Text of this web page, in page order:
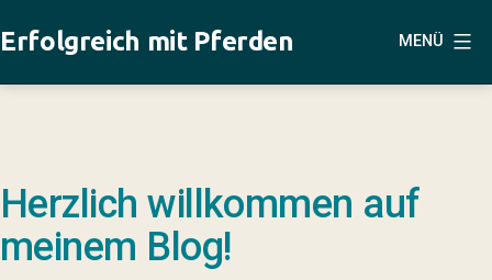
Inhalt
Erfolgreich mit Pferden MENÜ
Herzlich willkommen auf
meinem Blog!